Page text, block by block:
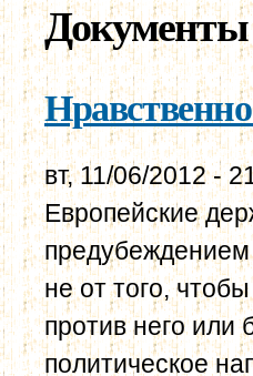
Документы
вт, 11/06/2012 -
Европейские
не от того,
против него или
политическое